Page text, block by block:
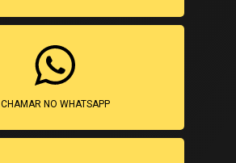
CHAMAR NO WHATSAPP